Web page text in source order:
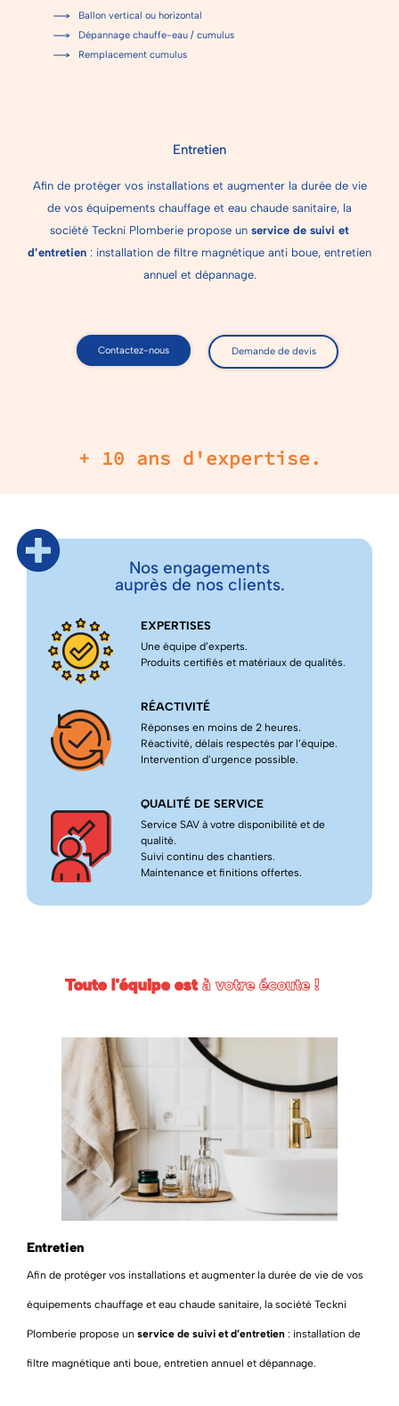
Ballon vertical ou horizontal
Dépannage chauffe-eau / cumulus
Remplacement cumulus
Entretien
Afin de protéger vos installations et augmenter la durée de vie
de vos équipements chauffage et eau chaude sanitaire, la
société Teckni Plomberie propose un service de suivi et
d’entretien : installation de filtre magnétique anti boue, entretien
annuel et dépannage.
Contactez-nous Demande de devis
+ 10 ans d'expertise.
Nos engagements
auprès de nos clients.
EXPERTISES
Une équipe d’experts.
Produits certifiés et matériaux de qualités.
RÉACTIVITÉ
Réponses en moins de 2 heures.
Réactivité, délais respectés par l’équipe.
Intervention d’urgence possible.
QUALITÉ DE SERVICE
Service SAV à votre disponibilité et de
qualité.
Suivi continu des chantiers.
Maintenance et finitions offertes.
Toute l'équipe est à votre écoute !
Entretien
Afin de protéger vos installations et augmenter la durée de vie de vos
équipements chauffage et eau chaude sanitaire, la société Teckni
Plomberie propose un service de suivi et d’entretien : installation de
filtre magnétique anti boue, entretien annuel et dépannage.